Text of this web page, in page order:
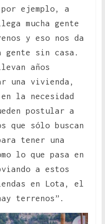
ejemplo, a
mucha gente
y eso nos da
gente sin casa.
años
una vivienda,
la necesidad
postular a
que sólo buscan
tener una
lo que pasa en
a estos
en Lota, el
terrenos”.